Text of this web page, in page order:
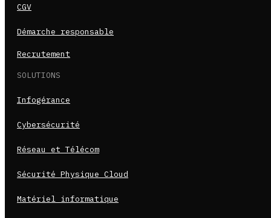
CGV
Démarche responsable
Recrutement
SOLUTIONS
Infogérance
Cybersécurité
Réseau et Télécom
Sécurité Physique Cloud
Matériel informatique